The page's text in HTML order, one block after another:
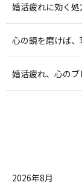
婚活疲れに効く
心の鏡を磨けば
婚活疲れ、心の
2026年8月